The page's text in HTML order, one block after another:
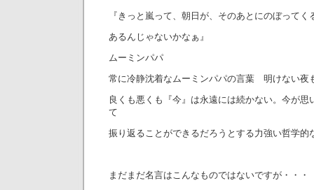
『きっと嵐って、朝日が、そのあとにのぼってく
あるんじゃないかなぁ』
ムーミンパパ
常に冷静沈着なムーミンパパの言葉 明けない夜
良くも悪くも『今』は永遠には続かない。今が思
て
振り返ることができるだろうとする力強い哲学的
まだまだ名言はこんなものではないですが・・・